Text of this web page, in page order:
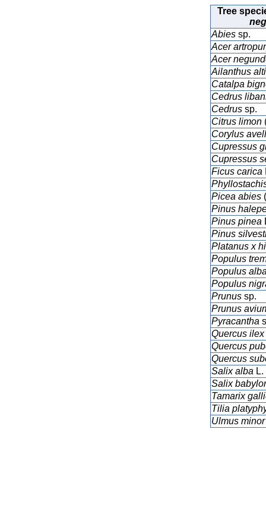
Tree
Abies sp.
Acer
Acer
Ailanthus
Catalpa
Cedrus
Cedrus sp.
Citrus limon
Corylus
Cupressus
Cupressus
Ficus carica
Picea abies
Pinus
Pinus pinea
Pinus
Platanus x
Populus
Populus
Populus
Prunus sp.
Prunus
Pyracantha
Quercus ilex
Quercus
Quercus
Salix alba L.
Salix
Tamarix
Tilia
Ulmus